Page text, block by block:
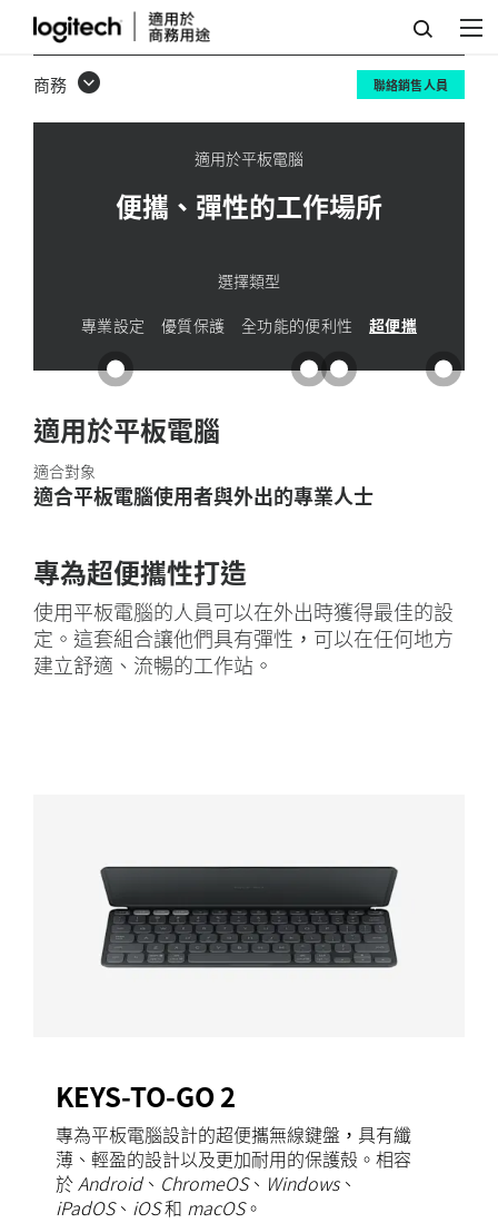
超
便
攜
商務 聯絡銷售人員
適用於平板電腦
便攜、彈性的工作場所
選擇類型
專業設定
優質保護 全功能的便利性 超便攜
適用於平板電腦
適合對象
適合平板電腦使用者與外出的專業人士
專為超便攜性打造
使用平板電腦的人員可以在外出時獲得最佳的設
定。這套組合讓他們具有彈性，可以在任何地方
建立舒適、流暢的工作站。
KEYS-TO-GO 2
專為平板電腦設計的超便攜無線鍵盤，具有纖
薄、輕盈的設計以及更加耐用的保護殼。相容
於Android、 ChromeOS、 Windows、
iPadOS、 iOS和 macOS。